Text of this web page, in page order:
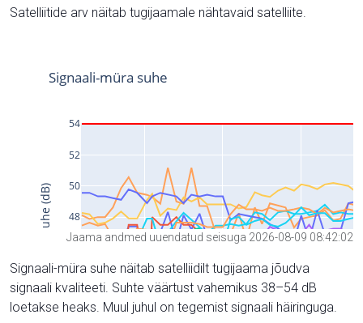
Satelliitide arv näitab tugijaamale nähtavaid satelliite.
Jaama andmed uuendatud seisuga 2026-08-09 08:42:02
Signaali-müra suhe näitab satelliidilt tugijaama jõudva
signaali kvaliteeti. Suhte väärtust vahemikus 38–54 dB
loetakse heaks. Muul juhul on tegemist signaali häiringuga.